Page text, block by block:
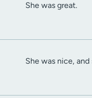
She was great.
She was nice,